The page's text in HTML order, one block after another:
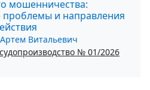
мошенничества:
проблемы и направления
Витальевич
№ 01/2026